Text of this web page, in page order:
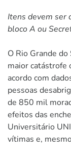
Itens devem ser
bloco A ou
O Rio Grande
maior catástrofe
acordo com
pessoas
de 850 mil
efeitos das
Universitário
vítimas e,